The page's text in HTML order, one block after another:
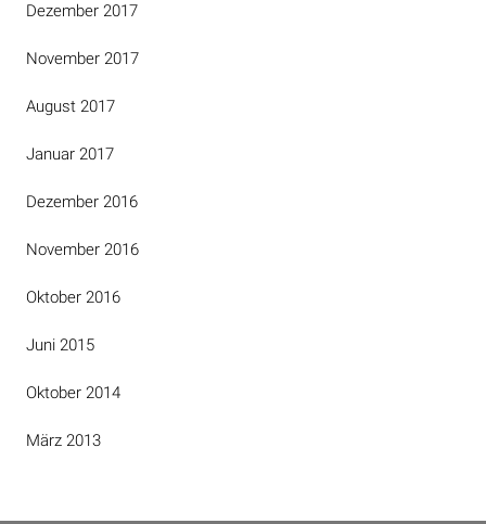
Dezember 2017
November 2017
August 2017
Januar 2017
Dezember 2016
November 2016
Oktober 2016
Juni 2015
Oktober 2014
März 2013